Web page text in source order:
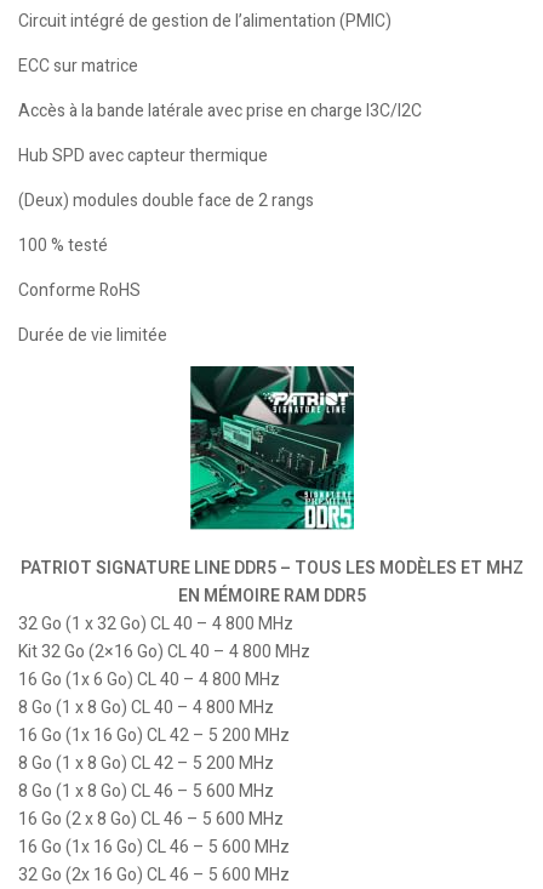
Circuit intégré de gestion de l’alimentation (PMIC)
ECC sur matrice
Accès à la bande latérale avec prise en charge I3C/I2C
Hub SPD avec capteur thermique
(Deux) modules double face de 2 rangs
100 % testé
Conforme RoHS
Durée de vie limitée
PATRIOT SIGNATURE LINE DDR5 – TOUS LES MODÈLES ET MHZ
EN MÉMOIRE RAM DDR5
32 Go (1 x 32 Go) CL 40 – 4 800 MHz
Kit32 Go (2×16 Go) CL 40 – 4 800 MHz
16 Go (1x 6 Go) CL 40 – 4 800 MHz
8 Go (1 x 8 Go) CL 40 – 4 800 MHz
16 Go (1x 16 Go) CL 42 – 5 200 MHz
8 Go (1 x 8 Go) CL 42 – 5 200 MHz
8 Go (1 x 8 Go) CL 46 – 5 600 MHz
16 Go (2 x 8 Go) CL 46 – 5 600 MHz
16 Go (1x 16 Go) CL 46 – 5 600 MHz
32 Go (2x 16 Go) CL 46 – 5 600 MHz